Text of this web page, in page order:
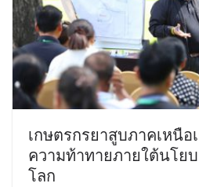
เกษตรกรยาสูบภาคเหนือ
ความท้าทายภายใต้นโย
โลก